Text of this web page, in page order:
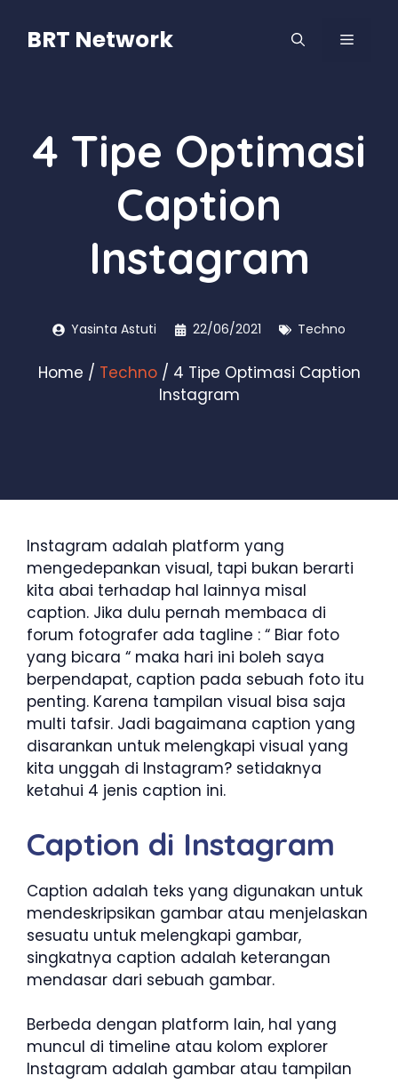
BRT Network MENU
4 Tipe Optimasi
Caption
Instagram
Yasinta Astuti 22/06/2021 Techno
Home / Techno/ 4 Tipe Optimasi Caption
Instagram
Instagram adalah platform yang
mengedepankan visual, tapi bukan berarti
kita abai terhadap hal lainnya misal
caption. Jika dulu pernah membaca di
forum fotografer ada tagline : “ Biar foto
yang bicara “ maka hari ini boleh saya
berpendapat, caption pada sebuah foto itu
penting. Karena tampilan visual bisa saja
multi tafsir. Jadi bagaimana caption yang
disarankan untuk melengkapi visual yang
kita unggah di Instagram? setidaknya
ketahui 4 jenis caption ini.
Caption di Instagram
Caption adalah teks yang digunakan untuk
mendeskripsikan gambar atau menjelaskan
sesuatu untuk melengkapi gambar,
singkatnya caption adalah keterangan
mendasar dari sebuah gambar.
Berbeda dengan platform lain, hal yang
muncul di timeline atau kolom explorer
Instagram adalah gambar atau tampilan